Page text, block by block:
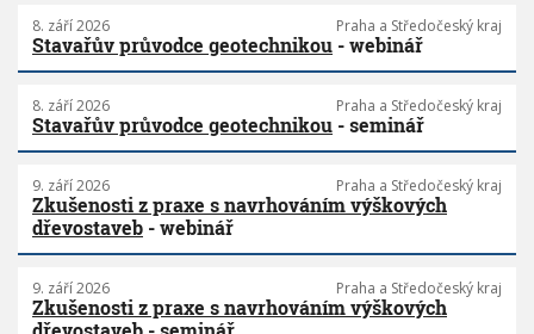
8. září 2026 Praha a Středočeský kraj
Stavařův průvodce geotechnikou - webinář
8. září 2026 Praha a Středočeský kraj
Stavařův průvodce geotechnikou - seminář
9. září 2026 Praha a Středočeský kraj
Zkušenosti z praxe s navrhováním výškových
dřevostaveb - webinář
9. září 2026 Praha a Středočeský kraj
Zkušenosti z praxe s navrhováním výškových